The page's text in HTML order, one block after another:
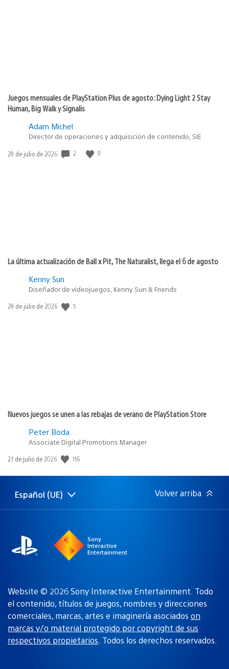
Juegos mensuales de PlayStation Plus de agosto: Dying Light 2 Stay
Human, Big Walk y Signalis
Adam Michel
Director de operaciones y adquisición de contenido, SIE
Fecha
28 de julio de 2026 2 9
La última actualización de Ball x Pit, The Naturalist, llega el 6 de agosto
Kenny Sun
Diseñador de videojuegos, Kenny Sun & Friends
Fecha
28 de julio de 2026 5
Nuevos juegos se unen a las rebajas de verano de PlayStation Store
Peter Boda
Associate Digital Promotions Manager
Fecha
publicación:
27 de julio de 2026 116
Selecciona
Región
Español (UE) Volver arriba
Sony
Interactive
Entertainment
Website © 2026 Sony Interactive Entertainment. Todo
el contenido, títulos de juegos, nombres y direcciones
comerciales, marcas, artes e imaginería asociados on
marcas y/o material protegido por copyright de sus
respectivos propietarios. Todos los derechos reservados.